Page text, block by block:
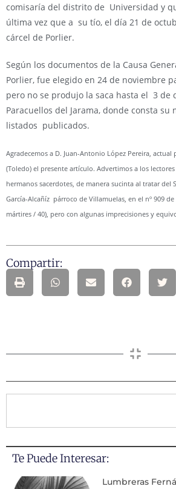
comisaría del distrito de Universidad y
última vez que a su tío, el día 21 de
cárcel de Porlier.
Según los documentos de la Causa
Porlier, fue elegido en 24 de noviembre
pero no se produjo la saca hasta el 3 de
Paracuellos del Jarama, donde consta su
listados publicados.
Agradecemos a D. Juan-Antonio López Pereira, actual
(Toledo) el presente artículo. Advertimos a los
hermanos sacerdotes, de manera sucinta al tratar del
García-Alcañíz párroco de Villamuelas, en el nº 909
mártires / 40), pero con algunas imprecisiones y
Compartir:
Te Puede Interesar:
Lumbreras